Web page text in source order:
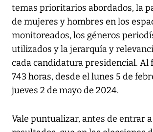
temas prioritarios abordados, la
de mujeres y hombres en los
monitoreados, los géneros
utilizados y la jerarquía y
cada candidatura presidencial. Al
743 horas, desde el lunes 5 de
jueves 2 de mayo de 2024.
Vale puntualizar, antes de entrar